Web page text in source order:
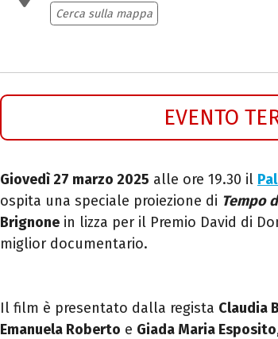
Cerca sulla mappa
EVENTO
Giovedì 27 marzo 2025 alle ore 19.30 il
ospita una speciale proiezione di Tempo
Brignone in lizza per il Premio David di
miglior documentario.
Il film è presentato dalla regista Claudia
Emanuela Roberto e Giada Maria Esposito